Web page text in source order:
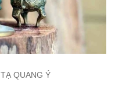
TẠ QUANG Ý